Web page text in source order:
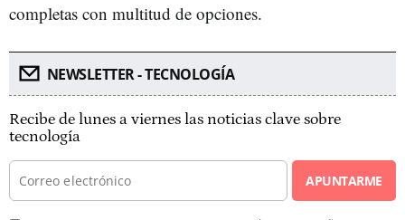
completas con multitud de opciones.
NEWSLETTER - TECNOLOGÍA
Recibe de lunes a viernes las noticias clave sobre
tecnología
APUNTARME